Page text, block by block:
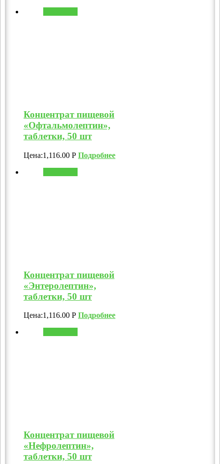
Концентрат пищевой
«Офтальмолептин»,
таблетки, 50 шт
Цена:1,116.00 Р Подробнее
Концентрат пищевой
«Энтеролептин»,
таблетки, 50 шт
Цена:1,116.00 Р Подробнее
Концентрат пищевой
«Нефролептин»,
таблетки, 50 шт